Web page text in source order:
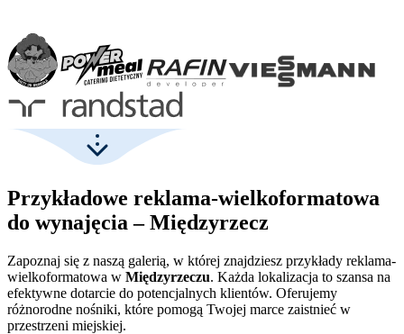
Przykładowe reklama-wielkoformatowa
do wynajęcia – Międzyrzecz
Zapoznaj się z naszą galerią, w której znajdziesz przykłady reklama-
wielkoformatowa w Międzyrzeczu. Każda lokalizacja to szansa na
efektywne dotarcie do potencjalnych klientów. Oferujemy
różnorodne nośniki, które pomogą Twojej marce zaistnieć w
przestrzeni miejskiej.